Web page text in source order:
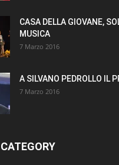
CASA DELLA GIOVANE,
MUSICA
7 Marzo 2016
A SILVANO PEDROLLO IL
7 Marzo 2016